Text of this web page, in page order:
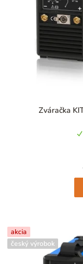
Zváračka
akcia
český výrobok